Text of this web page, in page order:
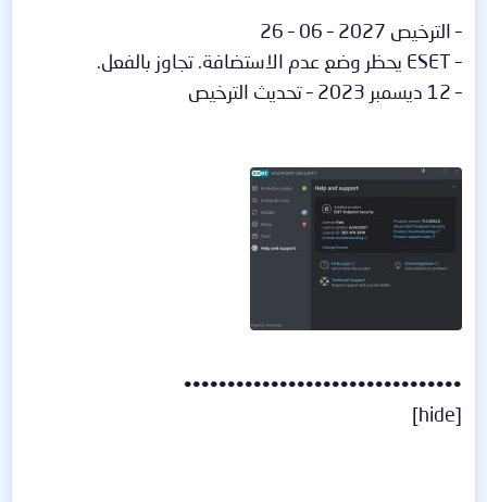
– الترخيص 2027 – 06 – 26
– ESET يحظر وضع عدم الاستضافة. تجاوز بالفعل.
– 12 ديسمبر 2023 – تحديث الترخيص
••••••••••••••••••••••••••••••••
[hide]